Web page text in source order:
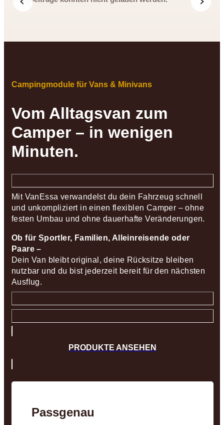
Campingmodule für Vans & Minivans
Vom Alltagsvan zum
Camper – in wenigen
Minuten.
Mit VanEssa verwandelst du dein Fahrzeug schnell
und unkompliziert in einen flexiblen Camper – ohne
festen Umbau und ohne dauerhafte Veränderungen.
Ob für Sportler, Familien, Alleinreisende oder
Paare –
Dein Van bleibt original, deine Rücksitze bleiben
nutzbar und du bist jederzeit bereit für den nächsten
Ausflug.
PRODUKTE ANSEHEN
Passgenau